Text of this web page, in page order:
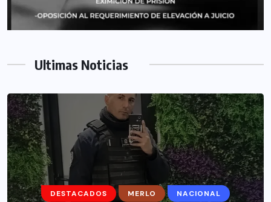
Ultimas Noticias
DESTACADOS MERLO NACIONAL
DESTACADOS MERLO MORÓN